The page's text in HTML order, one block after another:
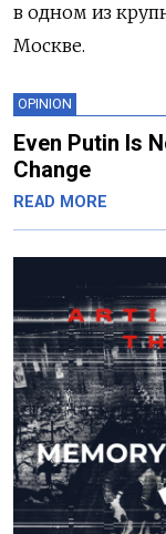
в одном из
Москве.
OPINION
Even Putin Is
Change
READ MORE